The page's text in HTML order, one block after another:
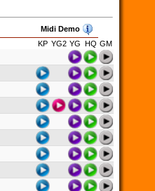
Midi Demo
KP YG2 YG HQ GM